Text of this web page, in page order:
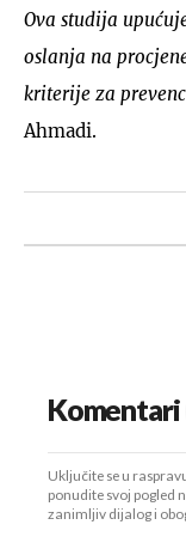
Ova studija
oslanja na
kriterije za
Ahmadi.
Komentari
Uključite se u
ponudite svoj pogled
zanimljiv dijalog i